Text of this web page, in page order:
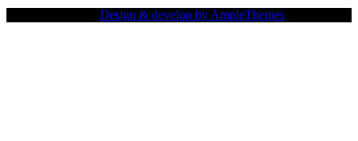
Design & develop by AmpleThemes